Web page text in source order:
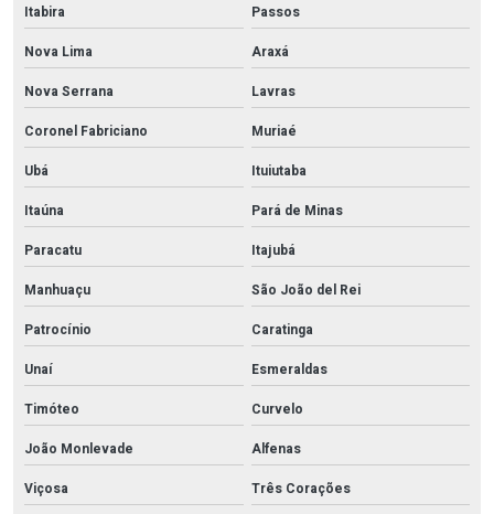
Itabira
Passos
Nova Lima
Araxá
Nova Serrana
Lavras
Coronel Fabriciano
Muriaé
Ubá
Ituiutaba
Itaúna
Pará de Minas
Paracatu
Itajubá
Manhuaçu
São João del Rei
Patrocínio
Caratinga
Unaí
Esmeraldas
Timóteo
Curvelo
João Monlevade
Alfenas
Viçosa
Três Corações